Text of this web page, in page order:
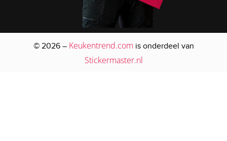
© 2026 – Keukentrend.com is onderdeel van
Stickermaster.nl